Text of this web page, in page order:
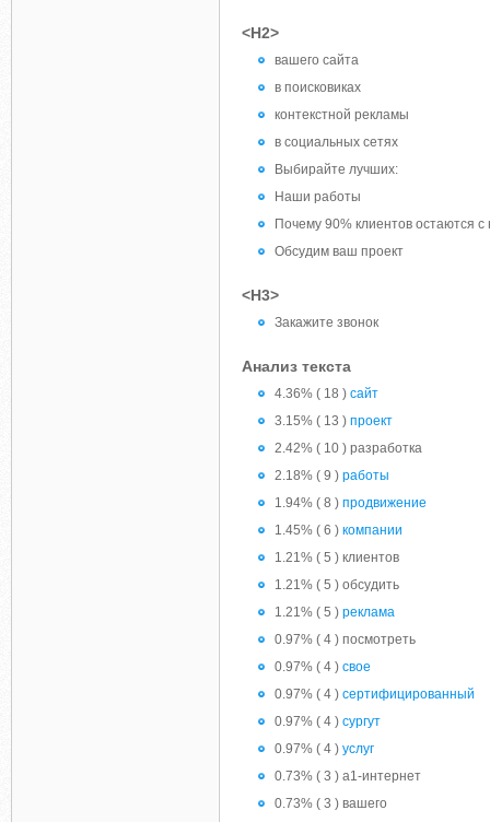
<H2>
вашего сайта
в поисковиках
контекстной рекламы
в социальных сетях
Выбирайте лучших:
Наши работы
Почему 90% клиентов остаются
Обсудим ваш проект
<H3>
Закажите звонок
Анализ текста
4.36% ( 18 ) сайт
3.15% ( 13 ) проект
2.42% ( 10 ) разработка
2.18% ( 9 ) работы
1.94% ( 8 ) продвижение
1.45% ( 6 ) компании
1.21% ( 5 ) клиентов
1.21% ( 5 ) обсудить
1.21% ( 5 ) реклама
0.97% ( 4 ) посмотреть
0.97% ( 4 ) свое
0.97% ( 4 ) сертифицированный
0.97% ( 4 ) сургут
0.97% ( 4 ) услуг
0.73% ( 3 ) а1-интернет
0.73% ( 3 ) вашего